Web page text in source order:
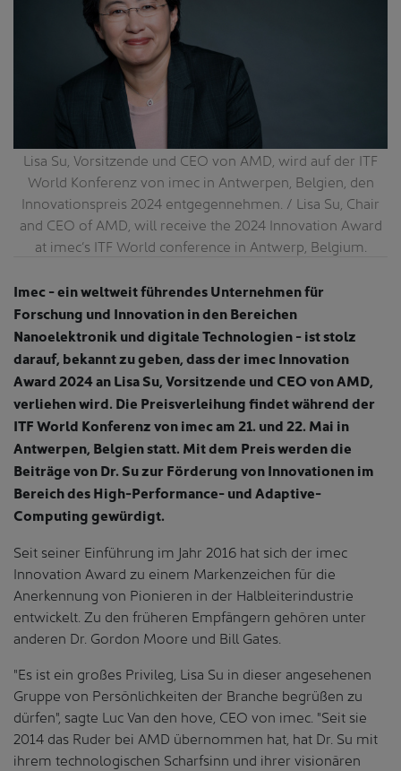
Lisa Su, Vorsitzende und CEO von AMD, wird auf der ITF
World Konferenz von imec in Antwerpen, Belgien, den
Innovationspreis 2024 entgegennehmen. / Lisa Su, Chair
and CEO of AMD, will receive the 2024 Innovation Award
at imec’s ITF World conference in Antwerp, Belgium.
Imec - ein weltweit führendes Unternehmen für
Forschung und Innovation in den Bereichen
Nanoelektronik und digitale Technologien - ist stolz
darauf, bekannt zu geben, dass der imec Innovation
Award 2024 an Lisa Su, Vorsitzende und CEO von AMD,
verliehen wird. Die Preisverleihung findet während der
ITF World Konferenz von imec am 21. und 22. Mai in
Antwerpen, Belgien statt. Mit dem Preis werden die
Beiträge von Dr. Su zur Förderung von Innovationen im
Bereich des High-Performance- und Adaptive-
Computing gewürdigt.
Seit seiner Einführung im Jahr 2016 hat sich der imec
Innovation Award zu einem Markenzeichen für die
Anerkennung von Pionieren in der Halbleiterindustrie
entwickelt. Zu den früheren Empfängern gehören unter
anderen Dr. Gordon Moore und Bill Gates.
"Es ist ein großes Privileg, Lisa Su in dieser angesehenen
Gruppe von Persönlichkeiten der Branche begrüßen zu
dürfen", sagte Luc Van den hove, CEO von imec. "Seit sie
2014 das Ruder bei AMD übernommen hat, hat Dr. Su mit
ihrem technologischen Scharfsinn und ihrer visionären